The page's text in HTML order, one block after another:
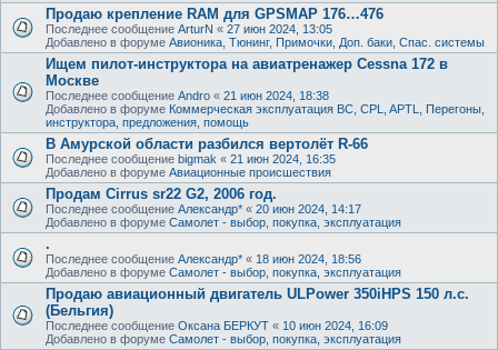
Продаю крепление RAM для GPSMAP 176…476
Последнее сообщение ArturN « 27 июн 2024, 13:05
Добавлено в форуме Авионика, Тюнинг, Примочки, Доп. баки, Спас. системы
Ищем пилот-инструктора на авиатренажер Cessna 172 в
Москве
Последнее сообщение Andro « 21 июн 2024, 18:38
Добавлено в форуме Коммерческая эксплуатация ВС, CPL, APTL, Перегоны,
инструктора, предложения, помощь
В Амурской области разбился вертолёт R-66
Последнее сообщение bigmak « 21 июн 2024, 16:35
Добавлено в форуме Авиационные происшествия
Продам Cirrus sr22 G2, 2006 год.
Последнее сообщение Александр* « 20 июн 2024, 14:17
Добавлено в форуме Самолет - выбор, покупка, эксплуатация
.
Последнее сообщение Александр* « 18 июн 2024, 18:56
Добавлено в форуме Самолет - выбор, покупка, эксплуатация
Продаю авиационный двигатель ULPower 350iHPS 150 л.с.
(Бельгия)
Последнее сообщение Оксана БЕРКУТ « 10 июн 2024, 16:09
Добавлено в форуме Самолет - выбор, покупка, эксплуатация